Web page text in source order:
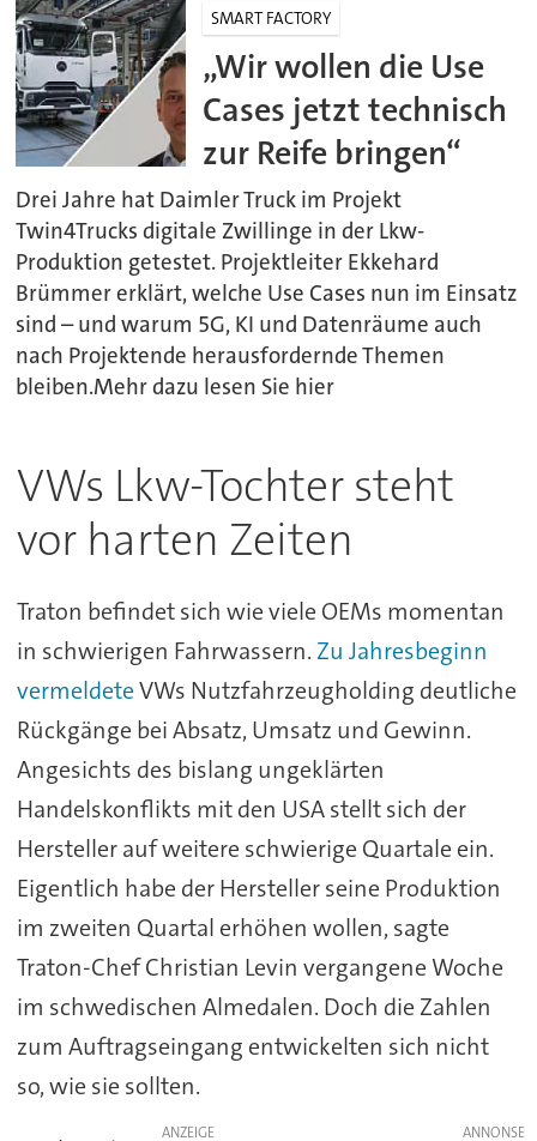
SMART FACTORY
„Wir wollen die Use
Cases jetzt technisch
zur Reife bringen“
Drei Jahre hat Daimler Truck im Projekt
Twin4Trucks digitale Zwillinge in der Lkw-
Produktion getestet. Projektleiter Ekkehard
Brümmer erklärt, welche Use Cases nun im Einsatz
sind – und warum 5G, KI und Datenräume auch
nach Projektende herausfordernde Themen
bleiben.Mehr dazu lesen Sie hier
VWs Lkw-Tochter steht
vor harten Zeiten
Traton befindet sich wie viele OEMs momentan
in schwierigen Fahrwassern. Zu Jahresbeginn
vermeldeteVWs Nutzfahrzeugholding deutliche
Rückgänge bei Absatz, Umsatz und Gewinn.
Angesichts des bislang ungeklärten
Handelskonflikts mit den USA stellt sich der
Hersteller auf weitere schwierige Quartale ein.
Eigentlich habe der Hersteller seine Produktion
im zweiten Quartal erhöhen wollen, sagte
Traton-Chef Christian Levin vergangene Woche
im schwedischen Almedalen. Doch die Zahlen
zum Auftragseingang entwickelten sich nicht
so, wie sie sollten.
ANZEIGE